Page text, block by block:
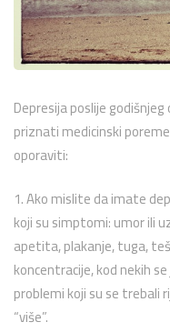
Depresija poslije
priznati medicinski
oporaviti:
1. Ako mislite da imate
koji su simptomi: umor ili
apetita, plakanje, tuga,
koncentracije, kod nekih
problemi koji su se trebali
“više”.